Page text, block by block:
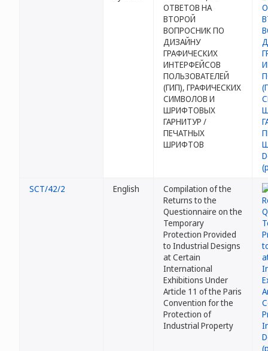
ОТВЕТОВ НА
ВТОРОЙ
ВОПРОСНИК ПО
ДИЗАЙНУ
ГРАФИЧЕСКИХ
ИНТЕРФЕЙСОВ
ПОЛЬЗОВАТЕЛЕЙ
(ГИП), ГРАФИЧЕСКИХ
СИМВОЛОВ И
ШРИФТОВЫХ
ГАРНИТУР /
ПЕЧАТНЫХ
ШРИФТОВ
SCT/42/2 English
Compilation of the
Returns to the
Questionnaire on the
Temporary
Protection Provided
to Industrial Designs
at Certain
International
Exhibitions Under
Article 11 of the Paris
Convention for the
Protection of
Industrial Property